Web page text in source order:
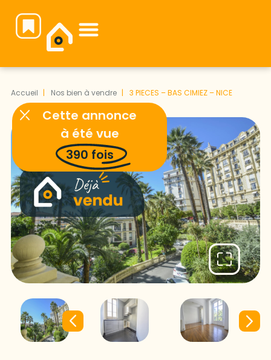
Accueil Nos bien à vendre 3 PIECES – BAS CIMIEZ – NICE
Cette annonce
à été vue
390 fois